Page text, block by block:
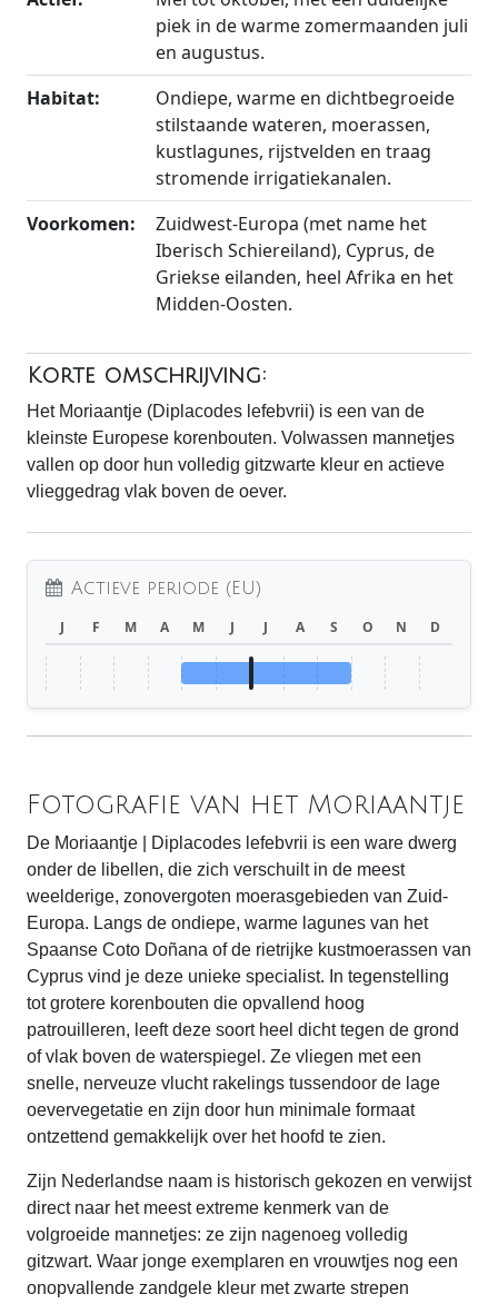
piek in de warme zomermaanden juli
en augustus.
Habitat:
Ondiepe, warme en dichtbegroeide
stilstaande wateren, moerassen,
kustlagunes, rijstvelden en traag
stromende irrigatiekanalen.
Voorkomen:
Zuidwest-Europa (met name het
Iberisch Schiereiland), Cyprus, de
Griekse eilanden, heel Afrika en het
Midden-Oosten.
Korte omschrijving:
Het Moriaantje (Diplacodes lefebvrii) is een van de
kleinste Europese korenbouten. Volwassen mannetjes
vallen op door hun volledig gitzwarte kleur en actieve
vlieggedrag vlak boven de oever.
Actieve periode (EU)
J F M A M J J A S O N D
Fotografie van het Moriaantje
De Moriaantje | Diplacodes lefebvrii is een ware dwerg
onder de libellen, die zich verschuilt in de meest
weelderige, zonovergoten moerasgebieden van Zuid-
Europa. Langs de ondiepe, warme lagunes van het
Spaanse Coto Doñana of de rietrijke kustmoerassen van
Cyprus vind je deze unieke specialist. In tegenstelling
tot grotere korenbouten die opvallend hoog
patrouilleren, leeft deze soort heel dicht tegen de grond
of vlak boven de waterspiegel. Ze vliegen met een
snelle, nerveuze vlucht rakelings tussendoor de lage
oevervegetatie en zijn door hun minimale formaat
ontzettend gemakkelijk over het hoofd te zien.
Zijn Nederlandse naam is historisch gekozen en verwijst
direct naar het meest extreme kenmerk van de
volgroeide mannetjes: ze zijn nagenoeg volledig
gitzwart. Waar jonge exemplaren en vrouwtjes nog een
onopvallende zandgele kleur met zwarte strepen